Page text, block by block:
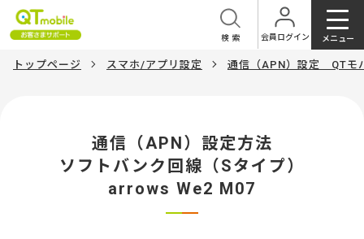
会員ログイン
検索 メニュー
トップページ スマホ/アプリ設定 通信（APN）設定 QTモ
通信（APN）設定方法
ソフトバンク回線（Sタイプ）
arrows We2 M07